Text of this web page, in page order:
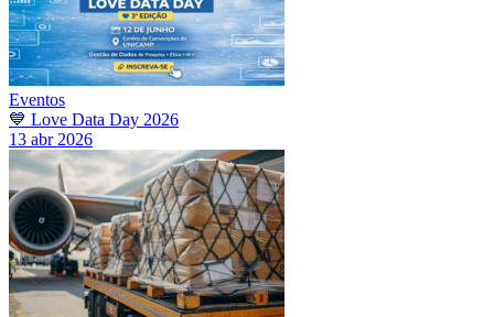
Eventos
💙 Love Data Day 2026
13 abr 2026